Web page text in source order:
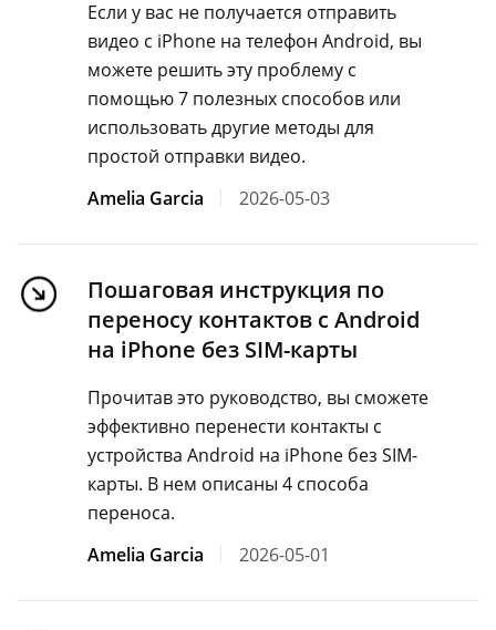
Если у вас не получается отправить
видео с iPhone на телефон Android, вы
можете решить эту проблему с
помощью 7 полезных способов или
использовать другие методы для
простой отправки видео.
Amelia Garcia
2026-05-03
Пошаговая инструкция по
переносу контактов с Android
на iPhone без SIM-карты
Прочитав это руководство, вы сможете
эффективно перенести контакты с
устройства Android на iPhone без SIM-
карты. В нем описаны 4 способа
переноса.
Amelia Garcia
2026-05-01